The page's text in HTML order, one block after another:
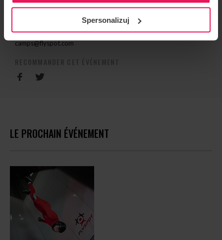
Spersonalizuj
CONTACT CONCERNANT L'ÉVÉNEMENT
camps@flyspot.com
LE PROCHAIN ÉVÉNEMENT